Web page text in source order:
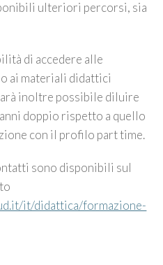
ulteriori percorsi, sia
di accedere alle
ai materiali didattici
inoltre possibile diluire
doppio rispetto a quello
con il profilo part time.
sono disponibili sul
it/didattica/formazione-